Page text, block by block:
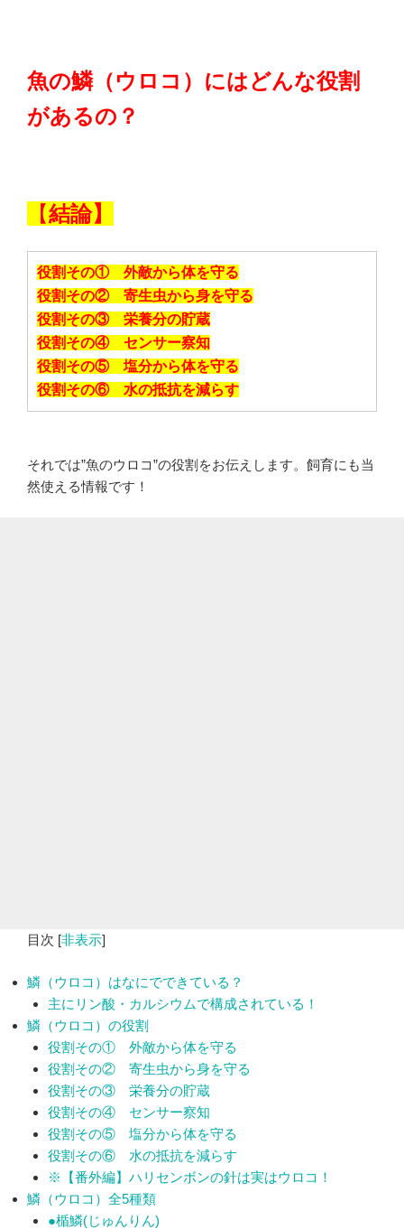
魚の鱗（ウロコ）にはどんな役割
があるの？
【結論】
役割その① 外敵から体を守る
役割その② 寄生虫から身を守る
役割その③ 栄養分の貯蔵
役割その④ センサー察知
役割その⑤ 塩分から体を守る
役割その⑥ 水の抵抗を減らす
それでは”魚のウロコ”の役割をお伝えします。飼育にも当
然使える情報です！
目次 [非表示]
鱗（ウロコ）はなにでできている？
主にリン酸・カルシウムで構成されている！
鱗（ウロコ）の役割
役割その① 外敵から体を守る
役割その② 寄生虫から身を守る
役割その③ 栄養分の貯蔵
役割その④ センサー察知
役割その⑤ 塩分から体を守る
役割その⑥ 水の抵抗を減らす
※【番外編】ハリセンボンの針は実はウロコ！
鱗（ウロコ）全5種類
●楯鱗(じゅんりん)